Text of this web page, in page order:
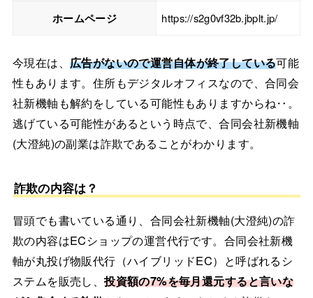
ホームページ https://s2g0vf32b.jbplt.jp/
今現在は、 広告がないので運営自体が終了している可能
性もあります。住所もデジタルオフィスなので、合同会
社新機軸も解約をしている可能性もありますからね‥。
逃げている可能性があるという時点で、合同会社新機軸
(大澄純)の副業は詐欺であることがわかります。
詐欺の内容は？
冒頭でも書いている通り、合同会社新機軸(大澄純)の詐
欺の内容はECショップの運営代行です。合同会社新機
軸が丸投げ物販代行（ハイブリッドEC）と呼ばれるシ
ステムを販売し、投資額の7%を毎月還元すると言いな